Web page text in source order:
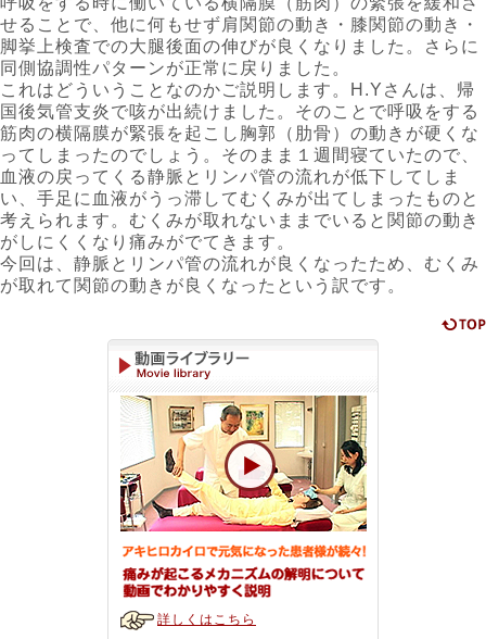
せることで、他に何もせず肩関節の動き・膝関節の動き・
脚挙上検査での大腿後面の伸びが良くなりました。さらに
同側協調性パターンが正常に戻りました。
これはどういうことなのかご説明します。H.Yさんは、帰
国後気管支炎で咳が出続けました。そのことで呼吸をする
筋肉の横隔膜が緊張を起こし胸郭（肋骨）の動きが硬くな
ってしまったのでしょう。そのまま１週間寝ていたので、
血液の戻ってくる静脈とリンパ管の流れが低下してしま
い、手足に血液がうっ滞してむくみが出てしまったものと
考えられます。むくみが取れないままでいると関節の動き
がしにくくなり痛みがでてきます。
今回は、静脈とリンパ管の流れが良くなったため、むくみ
が取れて関節の動きが良くなったという訳です。
詳しくはこちら